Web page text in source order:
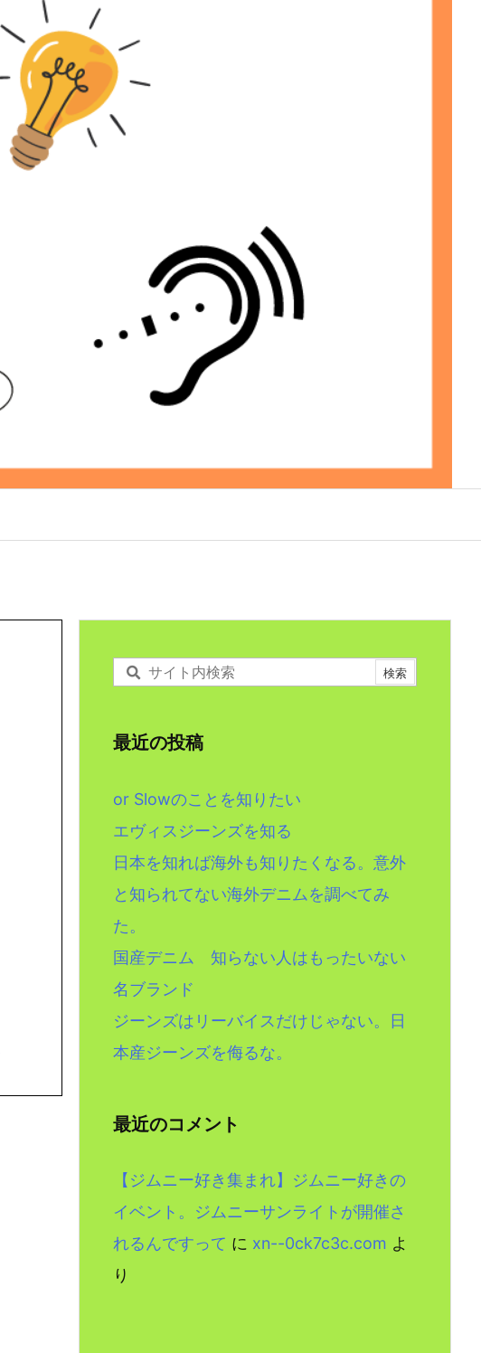
最近の投稿
or Slowのことを知りたい
エヴィスジーンズを知る
日本を知れば海外も知りたくなる。意外
と知られてない海外デニムを調べてみ
た。
国産デニム 知らない人はもったいない
名ブランド
ジーンズはリーバイスだけじゃない。日
本産ジーンズを侮るな。
最近のコメント
【ジムニー好き集まれ】ジムニー好きの
イベント。ジムニーサンライトが開催さ
れるんですって に xn--0ck7c3c.com よ
り